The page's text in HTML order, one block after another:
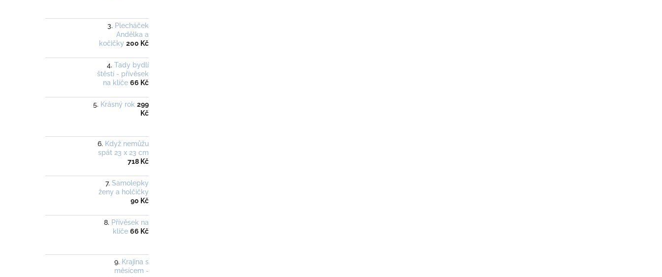
Plecháček
Andělka a
kočičky 200 Kč
Tady bydlí
štěstí - přívěsek
na klíče 66 Kč
Krásný rok 299
Kč
Když nemůžu
spát 23 x 23 cm
718 Kč
Samolepky
ženy a holčičky
90 Kč
Přívěsek na
klíče 66 Kč
Krajina s
měsícem -